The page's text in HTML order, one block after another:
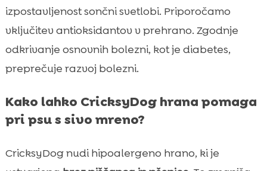
izpostavljenost sončni svetlobi. Priporočamo
vključitev antioksidantov v prehrano. Zgodnje
odkrivanje osnovnih bolezni, kot je diabetes,
preprečuje razvoj bolezni.
Kako lahko CricksyDog hrana pomaga
pri psu s sivo mreno?
CricksyDog nudi hipoalergeno hrano, ki je